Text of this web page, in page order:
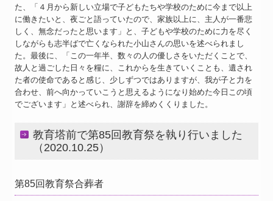
た、「４月から新しい立場で子どもたちや学校のために今まで以上
に働きたいと、夜ごと語っていたので、家族以上に、主人が一番悲
しく、無念だったと思います」と、子どもや学校のために力を尽く
しながらも志半ばで亡くなられた小山さんの思いを述べられまし
た。最後に、「この一年半、数々の人の優しさをいただくことで、
故人と過ごした日々を糧に、これからを生きていくことも、遺され
た者の使命であると感じ、少しずつではありますが、我が子と力を
合わせ、前へ向かっていこうと思えるようになり始めた今日この頃
でございます」と述べられ、謝辞を締めくくりました。
教育塔前で第85回教育祭を執り行いました
（2020.10.25）
第85回教育祭合葬者